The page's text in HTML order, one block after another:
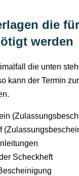
die
werden
die unten
kann der Termin
Scheckheft